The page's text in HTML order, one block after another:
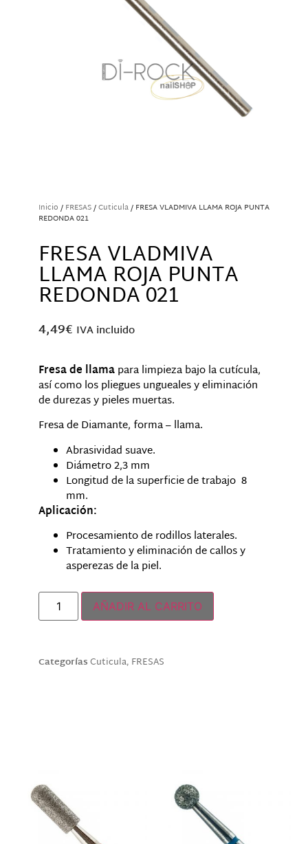
Inicio / FRESAS/Cuticula/ FRESA VLADMIVA LLAMA ROJA PUNTA
REDONDA 021
FRESA VLADMIVA
LLAMA ROJA PUNTA
REDONDA 021
4,49€ IVA incluido
Fresa de llamapara limpieza bajo la cutícula,
así como los pliegues ungueales y eliminación
de durezas y pieles muertas.
Fresa de Diamante, forma – llama.
Abrasividad suave.
Diámetro 2,3 mm
Longitud de la superficie de trabajo 8
mm.
Aplicación:
Procesamiento de rodillos laterales.
Tratamiento y eliminación de callos y
asperezas de la piel.
Hay existencias
AÑADIR AL CARRITO
CategoríasCuticula, FRESAS